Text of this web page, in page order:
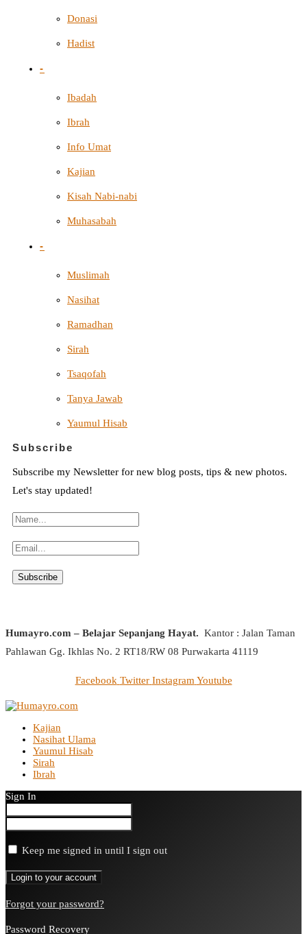
Donasi
Hadist
-
Ibadah
Ibrah
Info Umat
Kajian
Kisah Nabi-nabi
Muhasabah
-
Muslimah
Nasihat
Ramadhan
Sirah
Tsaqofah
Tanya Jawab
Yaumul Hisab
Subscribe
Subscribe my Newsletter for new blog posts, tips & new photos.
Let's stay updated!
Humayro.com – Belajar Sepanjang Hayat. Kantor : Jalan Taman
Pahlawan Gg. Ikhlas No. 2 RT18/RW 08 Purwakarta 41119
Facebook Twitter Instagram Youtube
Kajian
Nasihat Ulama
Yaumul Hisab
Sirah
Ibrah
Sign In
Keep me signed in until I sign out
Forgot your password?
Password Recovery